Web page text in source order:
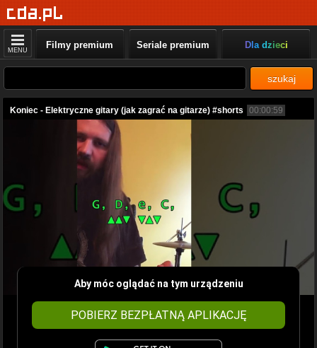
MENU Filmy premium Seriale premium Dla dzieci
szukaj
Koniec - Elektryczne gitary (jak zagrać na gitarze) #shorts 00:00:59
Aby móc oglądać na tym urządzeniu
POBIERZ BEZPŁATNĄ APLIKACJĘ